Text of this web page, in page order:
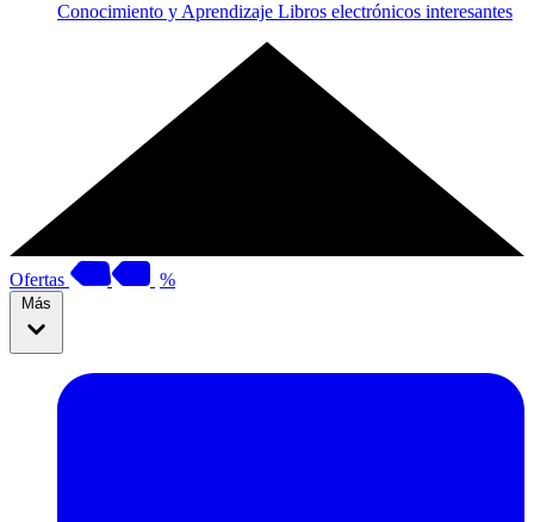
Conocimiento y Aprendizaje Libros electrónicos interesantes
Ofertas %
Más